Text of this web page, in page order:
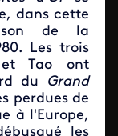
dans cette
de la
Les trois
et Tao ont
du
Grand
perdues de
à l'Europe,
les